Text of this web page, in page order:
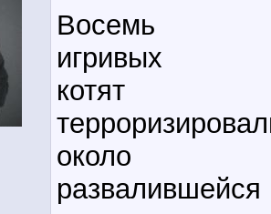
Восемь
игривых
котят
около
развалившейся